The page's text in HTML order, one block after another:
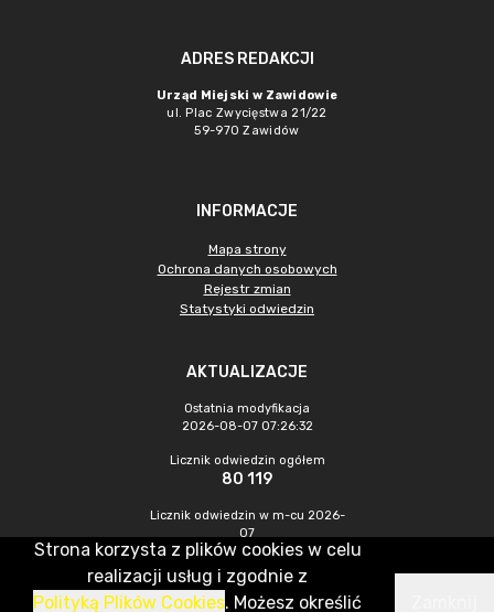
ADRES REDAKCJI
Urząd Miejski w Zawidowie
ul. Plac Zwycięstwa 21/22
59-970 Zawidów
INFORMACJE
Mapa strony
Ochrona danych osobowych
Rejestr zmian
Statystyki odwiedzin
AKTUALIZACJE
Ostatnia modyfikacja
2026-08-07 07:26:32
Licznik odwiedzin ogółem
80 119
Licznik odwiedzin w m-cu 2026-
07
237
CMS & Hosting: Nefeni Sp. z o.o.
Strona korzysta z plików cookies w celu
realizacji usług i zgodnie z
Polityką Plików Cookies. Możesz określić